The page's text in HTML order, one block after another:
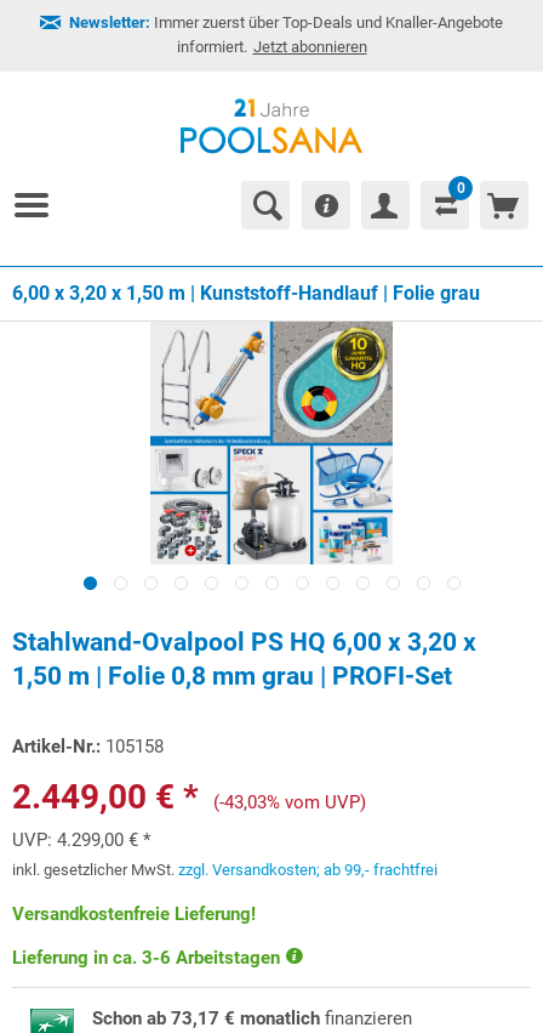
Newsletter: Immer zuerst über Top-Deals und Knaller-Angebote
informiert. Jetzt abonnieren
0
6,00 x 3,20 x 1,50 m | Kunststoff-Handlauf | Folie grau
Stahlwand-Ovalpool PS HQ 6,00 x 3,20 x
1,50 m | Folie 0,8 mm grau | PROFI-Set
Artikel-Nr.: 105158
2.449,00 € *
(-43,03% vom UVP)
UVP: 4.299,00 € *
inkl. gesetzlicher MwSt. zzgl. Versandkosten; ab 99,- frachtfrei
Versandkostenfreie Lieferung!
Lieferung in ca. 3-6 Arbeitstagen
Schon ab 73,17 € monatlich finanzieren